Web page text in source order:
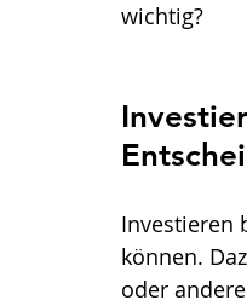
wichtig?
Investieren
können.
oder